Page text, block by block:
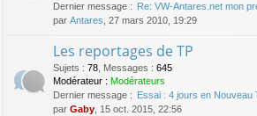
Dernier message :
Re: VW-Antares.net mon
par Antares , 27 mars 2010, 19:29
Les reportages de TP
Sujets : 78 Messages : 645
Modérateur : Modérateurs
Dernier message :
Essai : 4 jours en Nouveau
par Gaby , 15 oct. 2015, 22:56